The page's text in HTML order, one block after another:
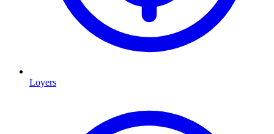
Loyers